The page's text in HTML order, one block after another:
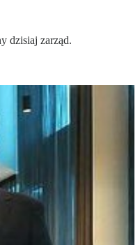
dzisiaj zarząd.